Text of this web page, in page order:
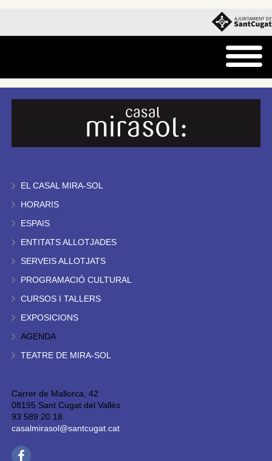
EL CASAL MIRA-SOL
HORARIS
ESPAIS
ENTITATS ALLOTJADES
SERVEIS ALLOTJATS
PROGRAMACIÓ CULTURAL
CURSOS I TALLERS
EXPOSICIONS
AGENDA
TEATRE DE MIRA-SOL
Carrer de Mallorca, 42
08195 Sant Cugat del Vallès
93 589 20 18
casalmirasol@santcugat.cat